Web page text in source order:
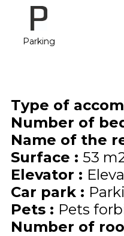
Parking
Type of
Number of
Name of the
Surface : 53
Elevator :
Car park :
Pets : Pets
Number of